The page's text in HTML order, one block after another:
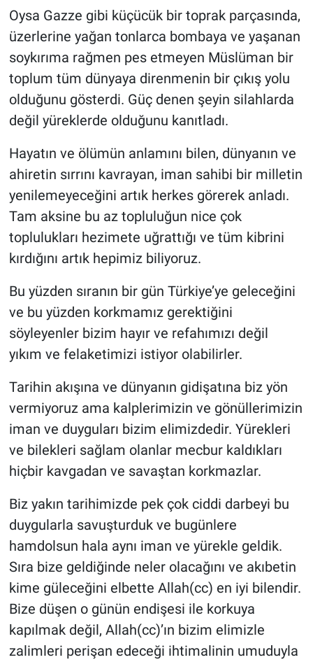
Oysa Gazze gibi küçücük bir toprak parçasında,
üzerlerine yağan tonlarca bombaya ve yaşanan
soykırıma rağmen pes etmeyen Müslüman bir
toplum tüm dünyaya direnmenin bir çıkış yolu
olduğunu gösterdi. Güç denen şeyin silahlarda
değil yüreklerde olduğunu kanıtladı.
Hayatın ve ölümün anlamını bilen, dünyanın ve
ahiretin sırrını kavrayan, iman sahibi bir milletin
yenilemeyeceğini artık herkes görerek anladı.
Tam aksine bu az topluluğun nice çok
toplulukları hezimete uğrattığı ve tüm kibrini
kırdığını artık hepimiz biliyoruz.
Bu yüzden sıranın bir gün Türkiye’ye geleceğini
ve bu yüzden korkmamız gerektiğini
söyleyenler bizim hayır ve refahımızı değil
yıkım ve felaketimizi istiyor olabilirler.
Tarihin akışına ve dünyanın gidişatına biz yön
vermiyoruz ama kalplerimizin ve gönüllerimizin
iman ve duyguları bizim elimizdedir. Yürekleri
ve bilekleri sağlam olanlar mecbur kaldıkları
hiçbir kavgadan ve savaştan korkmazlar.
Biz yakın tarihimizde pek çok ciddi darbeyi bu
duygularla savuşturduk ve bugünlere
hamdolsun hala aynı iman ve yürekle geldik.
Sıra bize geldiğinde neler olacağını ve akıbetin
kime güleceğini elbette Allah(cc) en iyi bilendir.
Bize düşen o günün endişesi ile korkuya
kapılmak değil, Allah(cc)’ın bizim elimizle
zalimleri perişan edeceği ihtimalinin umuduyla